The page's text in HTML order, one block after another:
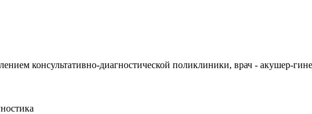
консультативно-диагностической поликлиники, врач - акушер-